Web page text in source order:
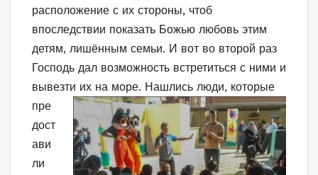
расположение с их стороны, чтоб
впоследствии показать Божью любовь этим
детям, лишённым семьи. И вот во второй раз
Господь дал возможность встретиться с ними и
вывезти их на море. Нашлись люди, которые
пре
дост
ави
ли